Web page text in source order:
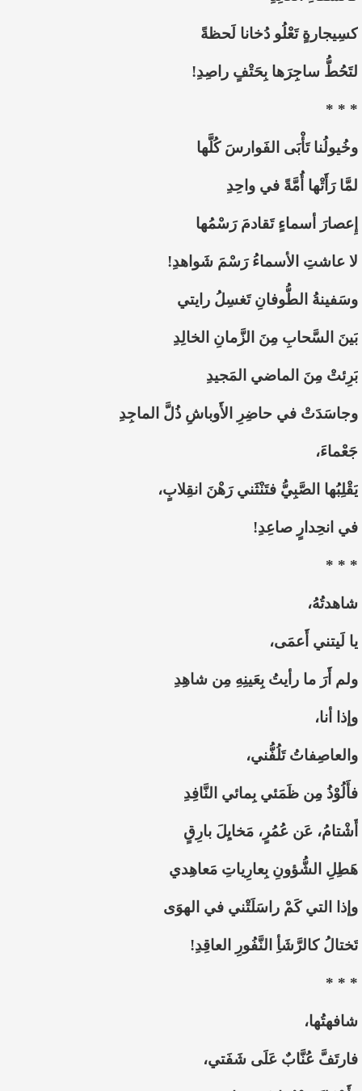
كسِيجارةٍ تَعْلُو دُخانا لَحظةً
لتَحُطُّ ساجِرَها بِحَتْفٍ راصِدِ!
* * *
وخُيولُنا تَأْبَى الفَوارسَ كُلَّها
لمَّا رَأَتْها أُمَّةً في واحِدِ
إِعصارَ أسماءٍ تَقادمَ رَسْمُها
لا عاشتِ الأسماءُ رَسْمَ شَواهدِ!
وسَفينةُ الطُّوفانِ تَغسِلُ رايتي
بَينَ السَّحابِ مِنَ الزَّمانِ الخالِدِ
بَرِئتْ مِنَ الماضي المَجيدِ
وجاسَدَتْ في حاضِرِ الأَوباشِ ذُلَّ الماجِدِ
جَعْماءَ،
يَقْلِبُها الصَّبِيُّ فتَنْثَني رَهْنَ انقِلابٍ،
في انحِدارٍ صاعِدِ!
* * *
شاهدتُهُ،
يا لَيتني أَعمَى،
ولم أَرَ ما رأيتُ بِعَينِهِ مِن شاهِدِ
وإذا أنا،
والعاصِفاتُ تَلُفُّني،
فأَلُوْذُ مِن ظَمَئي بِمائي النَّافِدِ
أَشْتامُ، عَن عُمُرٍ، مَخايِلَ بارِقٍ
هَطِلِ الشُّؤونِ بِعارِياتِ مَعاهِدي
وإذا التي كَمْ راسَلَتْني في الهوَى
تَختالُ كالرَّشَأِ النَّفُورِ العاقِدِ!
* * *
شافهتُها،
فارتَفَّ عُنَّابٌ عَلَى شَفَتي،